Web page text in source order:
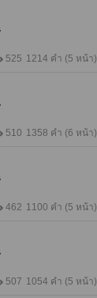
525 1214 คำ (5 หน้า)
510 1358 คำ (6 หน้า)
462 1100 คำ (5 หน้า)
507 1054 คำ (5 หน้า)